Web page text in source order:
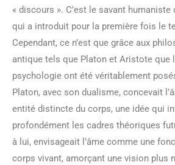
« discours ». C’est le savant
qui a introduit pour la première fois le
Cependant, ce n’est que grâce aux
antique tels que Platon et Aristote que
psychologie ont été véritablement
Platon, avec son dualisme, concevait
entité distincte du corps, une idée qui
profondément les cadres théoriques
à lui, envisageait l’âme comme une
corps vivant, amorçant une vision plus